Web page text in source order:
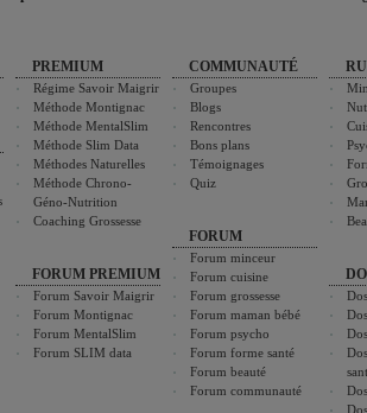
PREMIUM
Régime Savoir Maigrir
Méthode Montignac
Méthode MentalSlim
Méthode Slim Data
Méthodes Naturelles
Méthode Chrono-
Géno-Nutrition
Coaching Grossesse
FORUM PREMIUM
Forum Savoir Maigrir
Forum Montignac
Forum MentalSlim
Forum SLIM data
COMMUNAUTÉ
Groupes
Blogs
Rencontres
Bons plans
Témoignages
Quiz
FORUM
Forum minceur
Forum cuisine
Forum grossesse
Forum maman bébé
Forum psycho
Forum forme santé
Forum beauté
Forum communauté